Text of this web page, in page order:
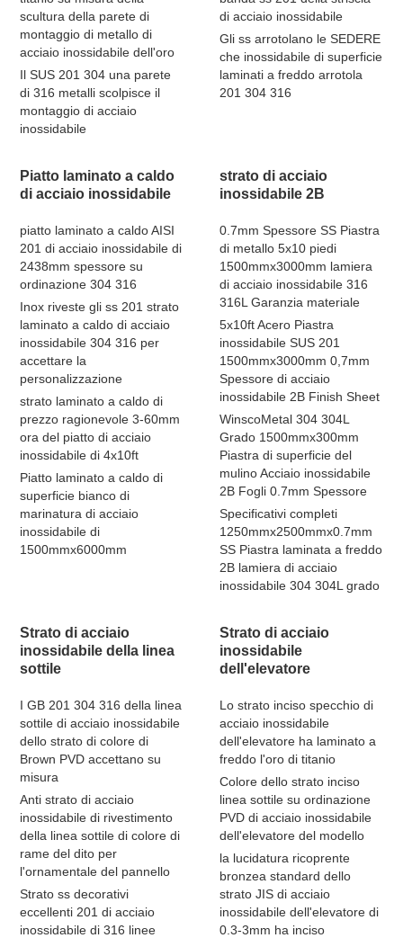
scultura della parete di
montaggio di metallo di
acciaio inossidabile dell'oro
Il SUS 201 304 una parete
di 316 metalli scolpisce il
montaggio di acciaio
inossidabile
di acciaio inossidabile
Gli ss arrotolano le SEDERE
che inossidabile di superficie
laminati a freddo arrotola
201 304 316
Piatto laminato a caldo
di acciaio inossidabile
piatto laminato a caldo AISI
201 di acciaio inossidabile di
2438mm spessore su
ordinazione 304 316
Inox riveste gli ss 201 strato
laminato a caldo di acciaio
inossidabile 304 316 per
accettare la
personalizzazione
strato laminato a caldo di
prezzo ragionevole 3-60mm
ora del piatto di acciaio
inossidabile di 4x10ft
Piatto laminato a caldo di
superficie bianco di
marinatura di acciaio
inossidabile di
1500mmx6000mm
strato di acciaio
inossidabile 2B
0.7mm Spessore SS Piastra
di metallo 5x10 piedi
1500mmx3000mm lamiera
di acciaio inossidabile 316
316L Garanzia materiale
5x10ft Acero Piastra
inossidabile SUS 201
1500mmx3000mm 0,7mm
Spessore di acciaio
inossidabile 2B Finish Sheet
WinscoMetal 304 304L
Grado 1500mmx300mm
Piastra di superficie del
mulino Acciaio inossidabile
2B Fogli 0.7mm Spessore
Specificativi completi
1250mmx2500mmx0.7mm
SS Piastra laminata a freddo
2B lamiera di acciaio
inossidabile 304 304L grado
Strato di acciaio
inossidabile della linea
sottile
I GB 201 304 316 della linea
sottile di acciaio inossidabile
dello strato di colore di
Brown PVD accettano su
misura
Anti strato di acciaio
inossidabile di rivestimento
della linea sottile di colore di
rame del dito per
l'ornamentale del pannello
Strato ss decorativi
eccellenti 201 di acciaio
inossidabile di 316 linee
Strato di acciaio
inossidabile
dell'elevatore
Lo strato inciso specchio di
acciaio inossidabile
dell'elevatore ha laminato a
freddo l'oro di titanio
Colore dello strato inciso
linea sottile su ordinazione
PVD di acciaio inossidabile
dell'elevatore del modello
la lucidatura ricoprente
bronzea standard dello
strato JIS di acciaio
inossidabile dell'elevatore di
0.3-3mm ha inciso